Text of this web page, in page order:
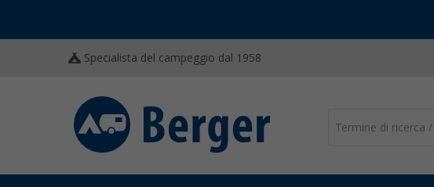
Specialista del campeggio dal 1958